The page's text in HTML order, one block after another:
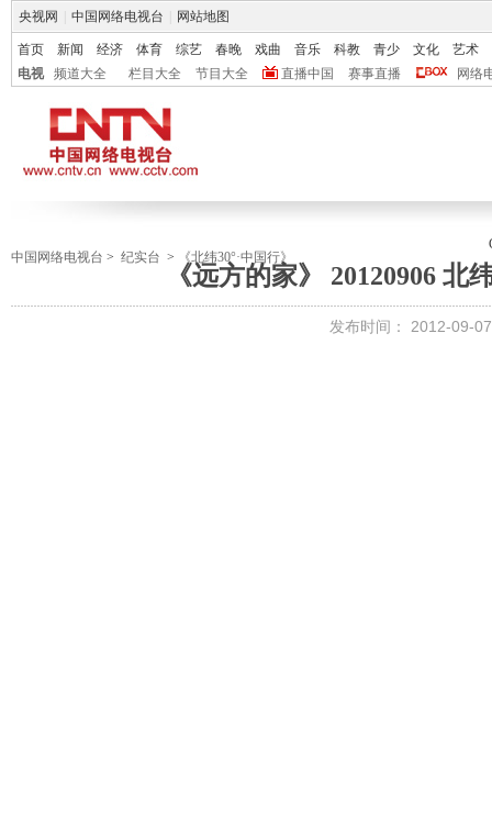
央视网 中国网络电视台 网站地图
首页 新闻 经济 体育 综艺 春晚 戏曲 音乐 科教 青少 文化
艺术
电视
频道大全 栏目大全 节目大全 直播中国 赛事直播 网络
中国网络电视台 > 纪实台 > 《北纬30°·中国行》
《远方的家》 20120906 北
发布时间： 2012-09-